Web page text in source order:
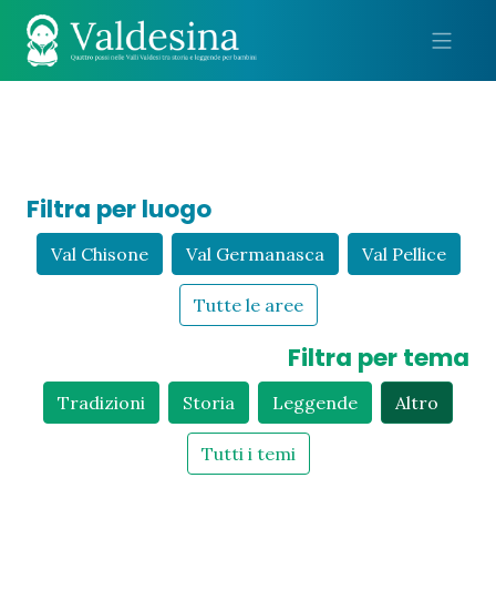
Filtra per luogo
Val Chisone Val Germanasca Val Pellice
Tutte le aree
Filtra per tema
Tradizioni Storia Leggende Altro
Tutti i temi